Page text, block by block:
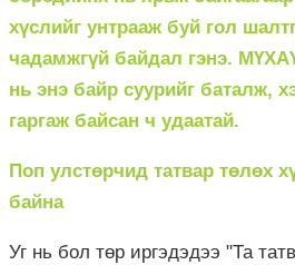
хүслийг унтрааж буй гол
чадамжгүй байдал гэнэ.
нь энэ байр суурийг баталж,
гаргаж байсан ч удаатай.
Поп улстөрчид татвар төлөх
байна
Уг нь бол төр иргэдэдээ "Та